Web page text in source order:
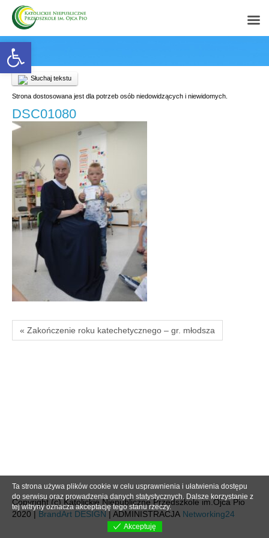
Open toolbar
Słuchaj tekstu
Strona dostosowana jest dla potrzeb osób niedowidzących i niewidomych.
DSC01080
« Zakończenie roku katechetycznego – gr. młodsza
Copyright (c) Katolickie Niepubliczne Przedszkole im.Ojca Pio
2020 | BrandArt DESIGN | ADMINISTRACJA Networking24
Ta strona używa plików cookie w celu usprawnienia i ułatwienia dostępu
do serwisu oraz prowadzenia danych statystycznych. Dalsze korzystanie z
tej witryny oznacza akceptację tego stanu rzeczy.
Akceptuję